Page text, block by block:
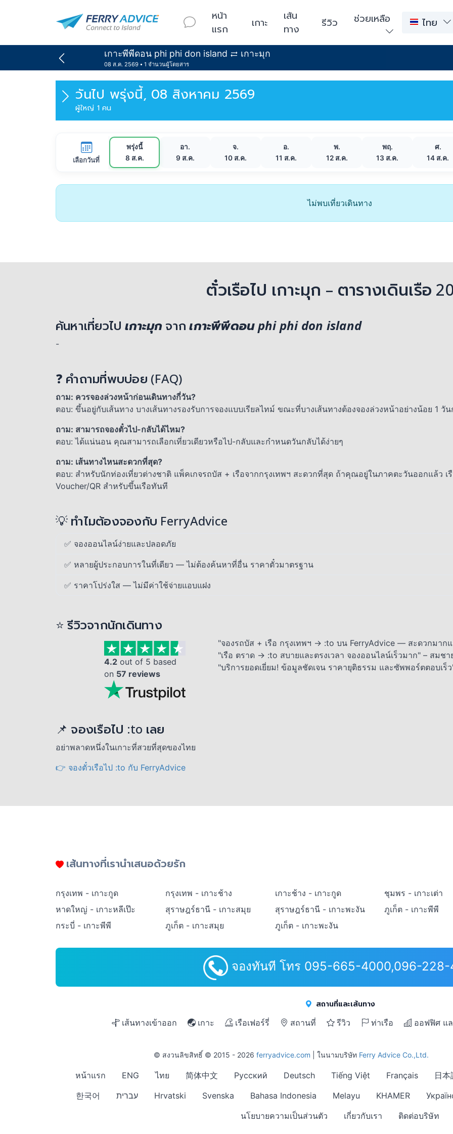
หน้า
แรก
เกาะ
เส้น
ทาง
รีวิว ช่วยเหลือ ไทย
เกาะพีพีดอน phi phi don island เกาะมุก
08 ส.ค. 2569 1 จำนวนผู้โดยสาร
วันไป พรุ่งนี้, 08 สิงหาคม 2569
ผู้ใหญ่ 1 คน
เลือกวันที่
พรุ่งนี้
8 ส.ค.
อา.
9 ส.ค.
จ.
10 ส.ค.
อ.
11 ส.ค.
พ.
12 ส.ค.
พฤ.
13 ส.ค.
ศ.
14 ส.ค.
ไม่พบเที่ยวเดินทาง
ตั๋วเรือไป เกาะมุก – ตารางเดินเรือ
ค้นหาเที่ยวไป เกาะมุก จากเกาะพีพีดอน phi phi don island
-
❓ คำถามที่พบบ่อย (FAQ)
ถาม: ควรจองล่วงหน้าก่อนเดินทางกี่วัน?
ตอบ: ขึ้นอยู่กับเส้นทาง บางเส้นทางรองรับการจองแบบเรียลไทม์ ขณะที่บางเส้นทางต้องจองล่วงหน้าอย่างน้อย 1 วั
ถาม: สามารถจองตั๋วไป-กลับได้ไหม?
ตอบ: ได้แน่นอน คุณสามารถเลือกเที่ยวเดียวหรือไป-กลับและกำหนดวันกลับได้ง่ายๆ
ถาม: เส้นทางไหนสะดวกที่สุด?
ตอบ: สำหรับนักท่องเที่ยวต่างชาติ แพ็คเกจรถบัส + เรือจากกรุงเทพฯ สะดวกที่สุด ถ้าคุณอยู่ในภาคตะวันออกแล้ว เ
Voucher/QR สำหรับขึ้นเรือทันที
💡 ทำไมต้องจองกับ FerryAdvice
✅ จองออนไลน์ง่ายและปลอดภัย
✅ หลายผู้ประกอบการในที่เดียว — ไม่ต้องค้นหาที่อื่น ราคาตั๋วมาตรฐาน
✅ ราคาโปร่งใส — ไม่มีค่าใช้จ่ายแอบแฝง
⭐ รีวิวจากนักเดินทาง
4.2 out of 5 based
on 57 reviews
"จองรถบัส + เรือ กรุงเทพฯ → :to บน FerryAdvice — สะดวกมาก
"เรือ ตราด → :to สบายและตรงเวลา จองออนไลน์เร็วมาก" – สมชา
"บริการยอดเยี่ยม! ข้อมูลชัดเจน ราคายุติธรรม และซัพพอร์ตตอบเร็ว
📌 จองเรือไป :to เลย
อย่าพลาดหนึ่งในเกาะที่สวยที่สุดของไทย
👉 จองตั๋วเรือไป :to กับ FerryAdvice
เส้นทางที่เรานำเสนอด้วยรัก
กรุงเทพ - เกาะกูด กรุงเทพ - เกาะช้าง เกาะช้าง - เกาะกูด
ชุมพร - เกาะเต่า
หาดใหญ่ - เกาะหลีเป๊ะ
สุราษฎร์ธานี - เกาะสมุย สุราษฎร์ธานี - เกาะพะงัน
ภูเก็ต - เกาะพีพี
กระบี่ - เกาะพีพี
ภูเก็ต - เกาะสมุย ภูเก็ต - เกาะพะงัน
จองทันที โทร 095-665-4000,096-228-
สถานที่และเส้นทาง
เส้นทางเข้าออก เกาะ เรือเฟอร์รี่ สถานที่ รีวิว ท่าเรือ ออฟฟิศ แ
© สงวนลิขสิทธิ์ © 2015 - 2026 ferryadvice.com | ในนามบริษัท Ferry Advice Co.,Ltd.
หน้าแรก ENG ไทย 简体中文 Русский Deutsch Tiếng Việt Français 日本
한국어
עברית Hrvatski Svenska Bahasa Indonesia Melayu KHAMER
นโยบายความเป็นส่วนตัว
เกี่ยวกับเรา ติดต่อบริษัท